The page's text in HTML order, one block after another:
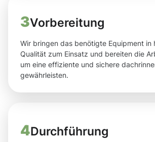
3Vorbereitung
Wir bringen das benötigte Equipment in
Qualität zum Einsatz und bereiten die
um eine effiziente und sichere
gewährleisten.
4Durchführung